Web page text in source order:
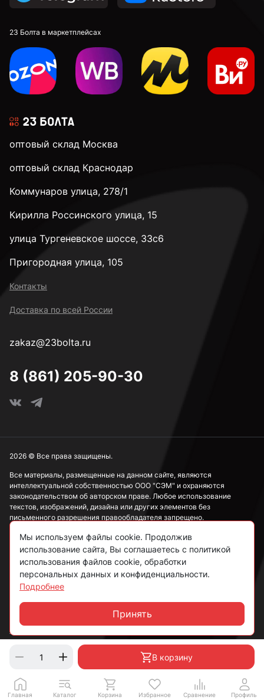
В корзину
23 Болта в маркетплейсах
оптовый склад Москва
оптовый склад Краснодар
Коммунаров улица, 278/1
Кирилла Россинского улица, 15
улица Тургеневское шоссе, 33с6
Пригородная улица, 105
Контакты
Доставка по всей России
zakaz@23bolta.ru
8 (861) 205-90-30
Все материалы, размещенные на данном сайте, являются
интеллектуальной собственностью ООО "СЭМ" и охраняются
законодательством об авторском праве. Любое использование
текстов, изображений, дизайна или других элементов без
письменного разрешения правообладателя запрещено.
Информация, представленная на сайте, носит исключительно
ознакомительный характер и не может рассматриваться как
публичная оферта в соответствии со ст. 437 ГК РФ.
Политика конфиденциальности
Согласие на обработку данных
Пользовательское соглашение
2026 © Все права защищены.
Главная Каталог Корзина Избранное Сравнение Профиль
Мы используем файлы cookie. Продолжив
использование сайта, Вы соглашаетесь с политикой
использования файлов cookie, обработки
персональных данных и конфиденциальности.
Подробнее
Принять
Чат